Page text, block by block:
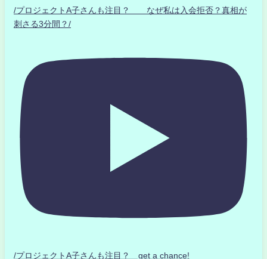
/プロジェクトA子さんも注目？ なぜ私は入会拒否？真相が
刺さる3分間？/
/プロジェクトA子さんも注目？ get a chance!